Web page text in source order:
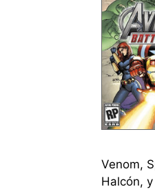
Venom,
Halcón,